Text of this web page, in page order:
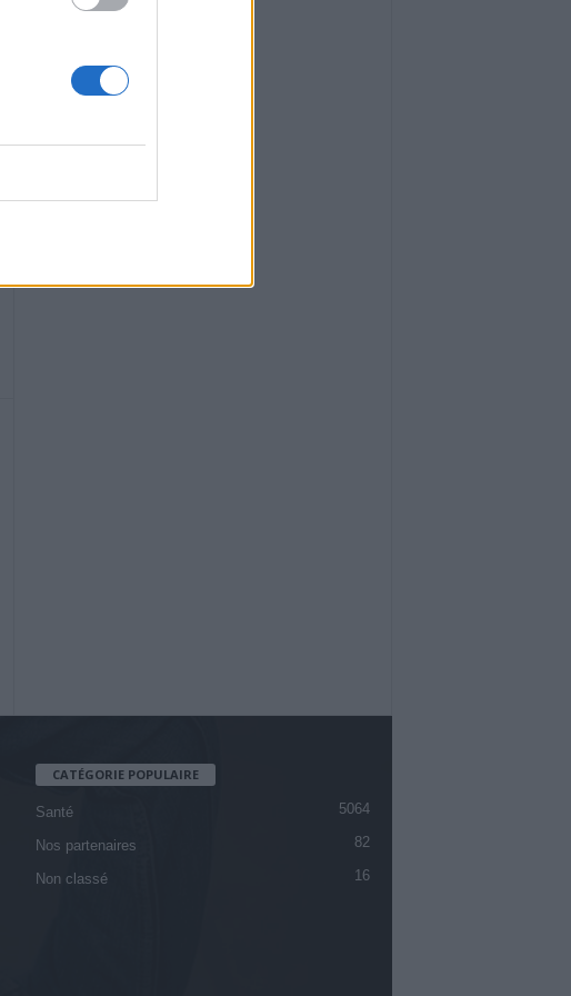
CATÉGORIE POPULAIRE
Santé 5064
Nos partenaires 82
Non classé 16